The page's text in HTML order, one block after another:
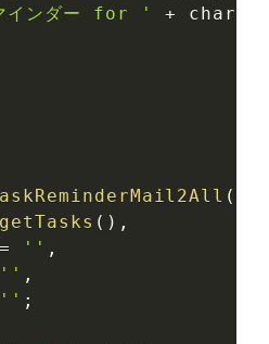
インダー for '
+ charge
(
getTasks ( ) ,
= '' ,
'' ,
'' ;